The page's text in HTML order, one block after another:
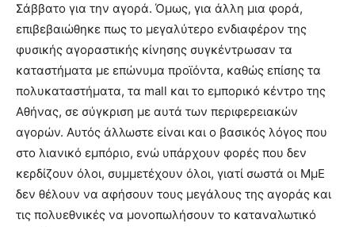
Σάββατο για την αγορά. Όμως, για άλλη μια φορά,
επιβεβαιώθηκε πως το μεγαλύτερο ενδιαφέρον της
φυσικής αγοραστικής κίνησης συγκέντρωσαν τα
καταστήματα με επώνυμα προϊόντα, καθώς επίσης τα
πολυκαταστήματα, τα mall και το εμπορικό κέντρο της
Αθήνας, σε σύγκριση με αυτά των περιφερειακών
αγορών. Αυτός άλλωστε είναι και ο βασικός λόγος που
στο λιανικό εμπόριο, ενώ υπάρχουν φορές που δεν
κερδίζουν όλοι, συμμετέχουν όλοι, γιατί σωστά οι ΜμΕ
δεν θέλουν να αφήσουν τους μεγάλους της αγοράς και
τις πολυεθνικές να μονοπωλήσουν το καταναλωτικό